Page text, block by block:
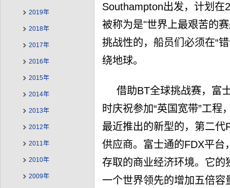
2019年
2018年
2017年
2016年
2015年
2014年
2013年
2012年
2011年
2010年
2009年
Southampton出发，计划在
被称为是"世界上最艰苦的
挑战性的，船员们必须在“
绕地球。
借助BT全球挑战赛，富
时庆祝参加“英国宽带”工
最近推出的新型的，第二
供应商。富士通的FDX平台
存取的商业经济环境。它
一个世界领先的增加五倍